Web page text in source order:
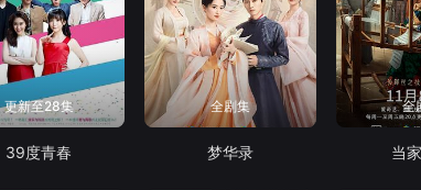
更新至28集
39度青春
全剧集
梦华录
全
当